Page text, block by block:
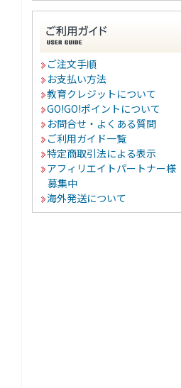
ご注文手順
お支払い方法
教育クレジットについて
GO!GO!ポイントについて
お問合せ・よくある質問
ご利用ガイド一覧
特定商取引法による表示
アフィリエイトパートナー様
募集中
海外発送について